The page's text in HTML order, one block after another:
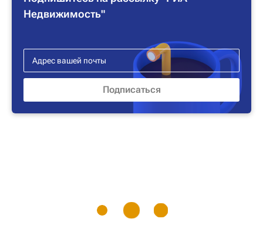
Недвижимость"